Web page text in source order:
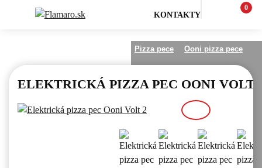
KONTAKTY
0
Pizza pece Ooni pizza pece
ELEKTRICKÁ PIZZA PEC OONI VOLT